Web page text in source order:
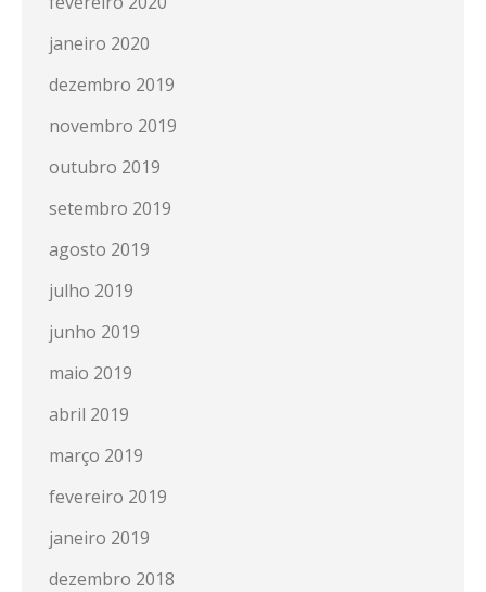
janeiro 2020
dezembro 2019
novembro 2019
outubro 2019
setembro 2019
agosto 2019
julho 2019
junho 2019
maio 2019
abril 2019
março 2019
fevereiro 2019
janeiro 2019
dezembro 2018